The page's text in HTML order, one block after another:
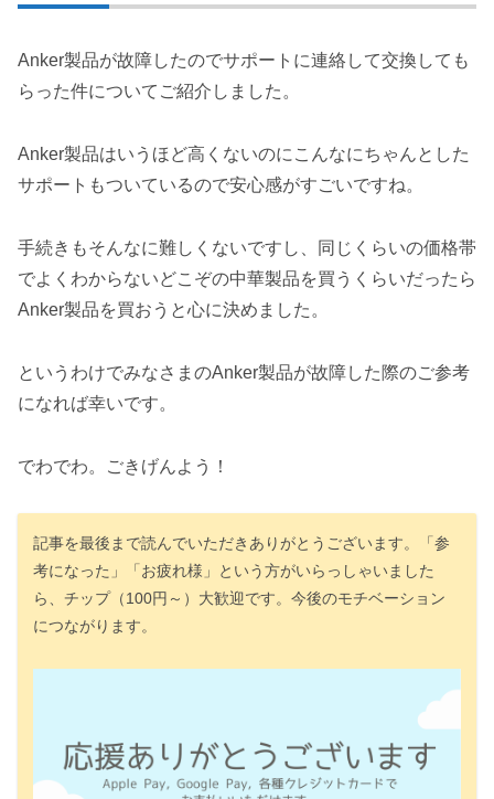
Anker製品が故障したのでサポートに連絡して交換しても
らった件についてご紹介しました。
Anker製品はいうほど高くないのにこんなにちゃんとした
サポートもついているので安心感がすごいですね。
手続きもそんなに難しくないですし、同じくらいの価格帯
でよくわからないどこぞの中華製品を買うくらいだったら
Anker製品を買おうと心に決めました。
というわけでみなさまのAnker製品が故障した際のご参考
になれば幸いです。
でわでわ。ごきげんよう！
記事を最後まで読んでいただきありがとうございます。「参
考になった」「お疲れ様」という方がいらっしゃいました
ら、チップ（100円～）大歓迎です。今後のモチベーション
につながります。